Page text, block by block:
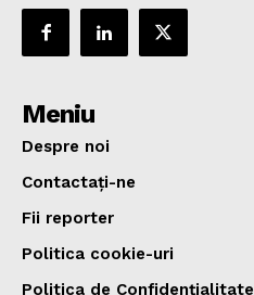
Meniu
Despre noi
Contactați-ne
Fii reporter
Politica cookie-uri
Politica de Confidențialitate